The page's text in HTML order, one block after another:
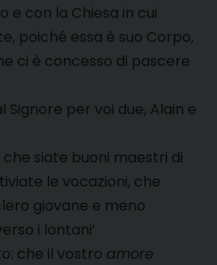
e con la Chiesa in cui
poiché essa è suo Corpo,
ci è concesso di pascere
Signore per voi due, Alain e
siate buoni maestri di
le vocazioni, che
giovane e meno
i lontani’
che il vostro amore